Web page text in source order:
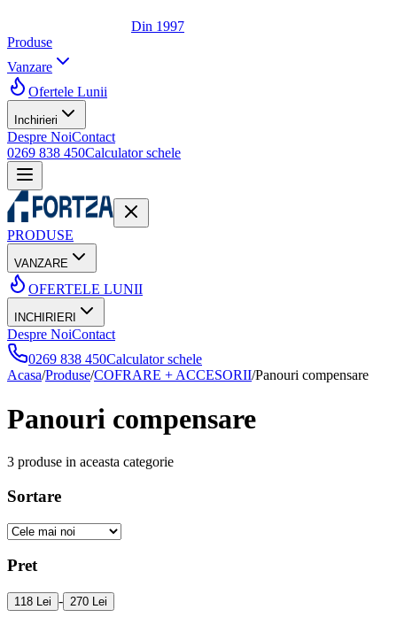
Din 1997
Produse
Vanzare
Ofertele Lunii
Inchirieri
Despre NoiContact
0269 838 450Calculator schele
PRODUSE
VANZARE
OFERTELE LUNII
INCHIRIERI
Despre NoiContact
0269 838 450Calculator schele
Acasa/Produse/COFRARE + ACCESORII/Panouri compensare
Panouri compensare
3 produse in aceasta categorie
Sortare
Pret
118 Lei - 270 Lei